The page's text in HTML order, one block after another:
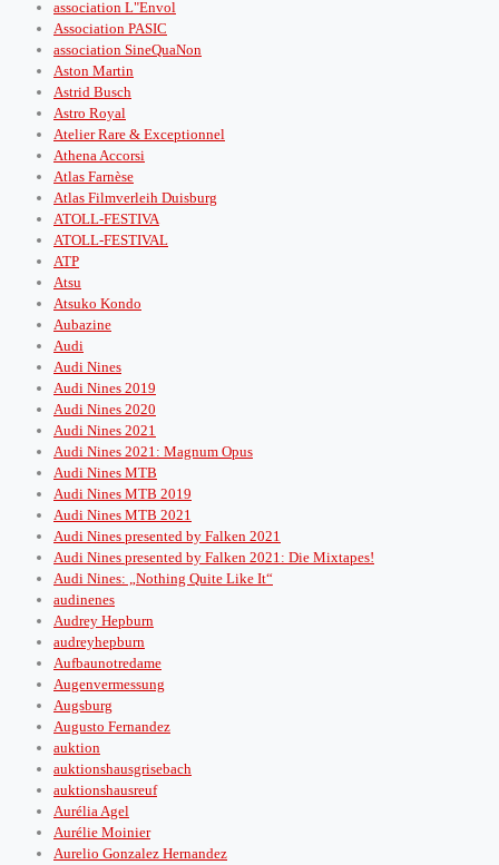
association L"Envol
Association PASIC
association SineQuaNon
Aston Martin
Astrid Busch
Astro Royal
Atelier Rare & Exceptionnel
Athena Accorsi
Atlas Farnèse
Atlas Filmverleih Duisburg
ATOLL-FESTIVA
ATOLL-FESTIVAL
ATP
Atsu
Atsuko Kondo
Aubazine
Audi
Audi Nines
Audi Nines 2019
Audi Nines 2020
Audi Nines 2021
Audi Nines 2021: Magnum Opus
Audi Nines MTB
Audi Nines MTB 2019
Audi Nines MTB 2021
Audi Nines presented by Falken 2021
Audi Nines presented by Falken 2021: Die Mixtapes!
Audi Nines: „Nothing Quite Like It“
audinenes
Audrey Hepburn
audreyhepburn
Aufbaunotredame
Augenvermessung
Augsburg
Augusto Fernandez
auktion
auktionshausgrisebach
auktionshausreuf
Aurélia Agel
Aurélie Moinier
Aurelio Gonzalez Hernandez